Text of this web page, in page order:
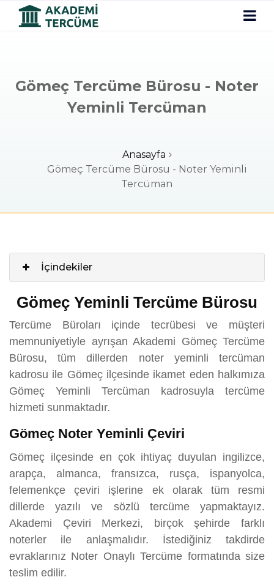
Gömeç Tercüme Bürosu - Noter
Yeminli Tercüman
Anasayfa
Gömeç Tercüme Bürosu - Noter Yeminli
Tercüman
İçindekiler
Gömeç Yeminli Tercüme Bürosu
Tercüme Büroları içinde tecrübesi ve müşteri
memnuniyetiyle ayrışan Akademi Gömeç Tercüme
Bürosu, tüm dillerden noter yeminli tercüman
kadrosu ile Gömeç ilçesinde ikamet eden halkımıza
Gömeç Yeminli Tercüman kadrosuyla tercüme
hizmeti sunmaktadır.
Gömeç Noter Yeminli Çeviri
Gömeç ilçesinde en çok ihtiyaç duyulan ingilizce,
arapça, almanca, fransızca, rusça, ispanyolca,
felemenkçe çeviri işlerine ek olarak tüm resmi
dillerde yazılı ve sözlü tercüme yapmaktayız.
Akademi Çeviri Merkezi, birçok şehirde farklı
noterler ile anlaşmalıdır. İstediğiniz takdirde
evraklarınız Noter Onaylı Tercüme formatında size
teslim edilir.